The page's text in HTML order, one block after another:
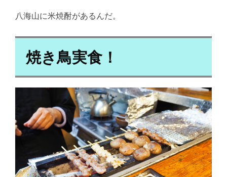
八海山に米焼酎があるんだ。
焼き鳥実食！